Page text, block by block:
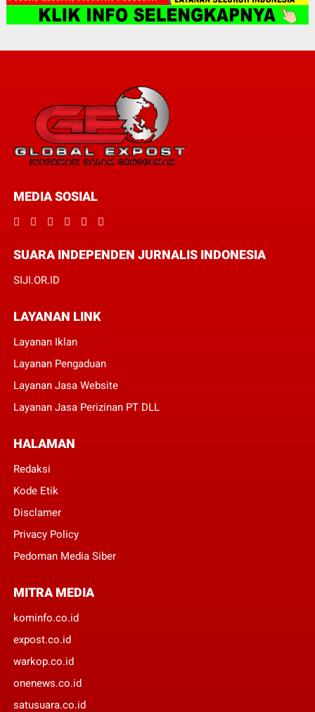
MEDIA SOSIAL
SUARA INDEPENDEN JURNALIS INDONESIA
SIJI.OR.ID
LAYANAN LINK
Layanan Iklan
Layanan Pengaduan
Layanan Jasa Website
Layanan Jasa Perizinan PT DLL
HALAMAN
Redaksi
Kode Etik
Disclamer
Privacy Policy
Pedoman Media Siber
MITRA MEDIA
kominfo.co.id
expost.co.id
warkop.co.id
onenews.co.id
satusuara.co.id